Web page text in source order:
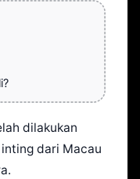
dilakukan
dari Macau